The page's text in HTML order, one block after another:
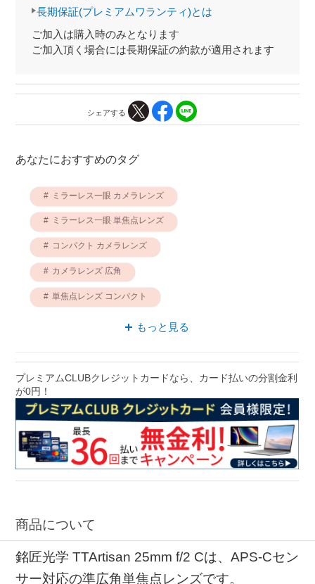
長期保証(プレミアムワランティ)とは
ご加入は購入時のみとなります
ご加入頂く場合には長期保証の約款が適用されます
シェアする
あなたにおすすめのタグ
ミラーレス一眼 カメラレンズ
ミラーレス一眼 単焦点レンズ
コンパクト カメラレンズ
カメラレンズ 広角
単焦点レンズ コンパクト
カメラレンズ Xマウント
コンパクト 椅子
もっと見る
プレミアムCLUBクレジットカードなら、カード払いの分割金利
が0円！
商品について
銘匠光学 TTArtisan 25mm f/2 Cは、APS-Cセン
サー対応の準広角単焦点レンズです。